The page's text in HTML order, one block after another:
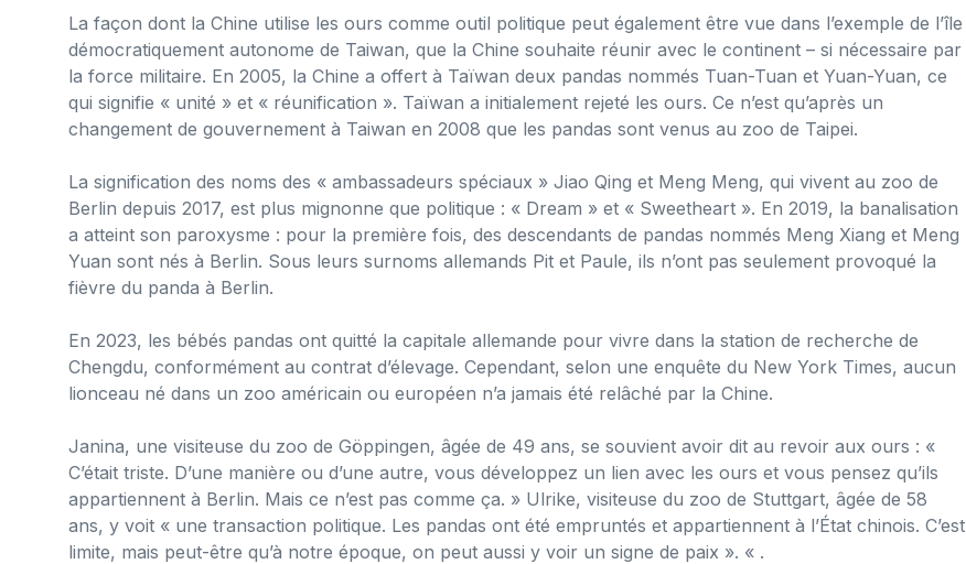
La façon dont la Chine utilise les ours comme outil politique peut également être vue dans l’exemple de l’île
démocratiquement autonome de Taiwan, que la Chine souhaite réunir avec le continent – ​​si nécessaire par
la force militaire. En 2005, la Chine a offert à Taïwan deux pandas nommés Tuan-Tuan et Yuan-Yuan, ce
qui signifie « unité » et « réunification ». Taïwan a initialement rejeté les ours. Ce n’est qu’après un
changement de gouvernement à Taiwan en 2008 que les pandas sont venus au zoo de Taipei.
La signification des noms des « ambassadeurs spéciaux » Jiao Qing et Meng Meng, qui vivent au zoo de
Berlin depuis 2017, est plus mignonne que politique : « Dream » et « Sweetheart ». En 2019, la banalisation
a atteint son paroxysme : pour la première fois, des descendants de pandas nommés Meng Xiang et Meng
Yuan sont nés à Berlin. Sous leurs surnoms allemands Pit et Paule, ils n’ont pas seulement provoqué la
fièvre du panda à Berlin.
En 2023, les bébés pandas ont quitté la capitale allemande pour vivre dans la station de recherche de
Chengdu, conformément au contrat d’élevage. Cependant, selon une enquête du New York Times, aucun
lionceau né dans un zoo américain ou européen n’a jamais été relâché par la Chine.
Janina, une visiteuse du zoo de Göppingen, âgée de 49 ans, se souvient avoir dit au revoir aux ours : «
C’était triste. D’une manière ou d’une autre, vous développez un lien avec les ours et vous pensez qu’ils
appartiennent à Berlin. Mais ce n’est pas comme ça. » Ulrike, visiteuse du zoo de Stuttgart, âgée de 58
ans, y voit « une transaction politique. Les pandas ont été empruntés et appartiennent à l’État chinois. C’est
limite, mais peut-être qu’à notre époque, on peut aussi y voir un signe de paix ». « .